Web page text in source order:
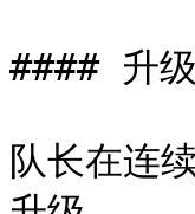
#### 升级
队长在连